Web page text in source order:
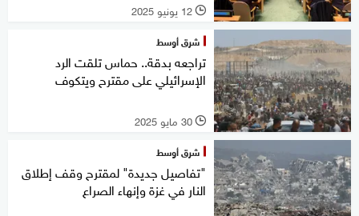
l 12 يونيو 2025
شرق أوسط
تراجعه بدقة.. حماس تلقت الرد
الإسرائيلي على مقترح ويتكوف
l 30 مايو 2025
شرق أوسط
"تفاصيل جديدة" لمقترح وقف إطلاق
النار في غزة وإنهاء الصراع